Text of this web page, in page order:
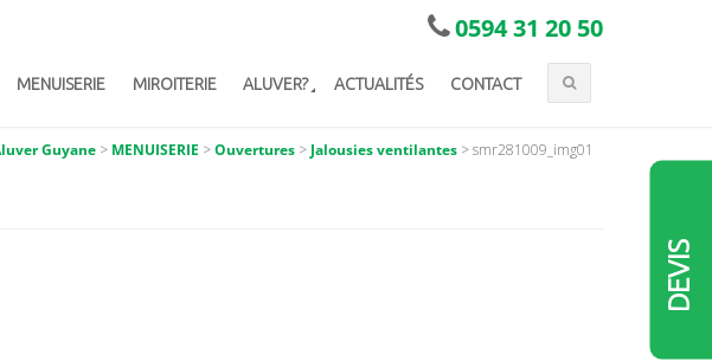
0594 31 20 50
MENUISERIE MIROITERIE ALUVER? ACTUALITÉS CONTACT
DEVIS
Guyane > MENUISERIE >Ouvertures > Jalousies ventilantes >smr281009_img01